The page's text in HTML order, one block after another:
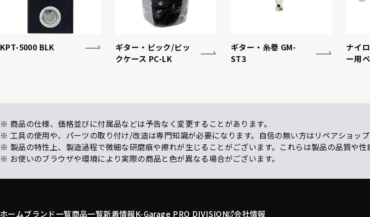
KPT-5000 BLK
ギター・ピック/ピッ
クケース PC-LK
ギター・糸巻 GM-
ST3
ナイ
ー用
※ 商品の仕様、価格並びに付属品などは予告なく変更することがあります。
※ 工具の使用や、パーツの取り付け/改造は専門知識が必要になります。自信の無い方はリペアショップ
※ 製品の特性上、製造過程で微細な研磨痕や擦れが生じることがございます。これらは製品の品質や性
※ お使いのブラウザや環境により実際の商品と色が異なる場合がございます。
ホームブランド一覧商品一覧新着情報K-Garage PRO DIVISION 会社情報